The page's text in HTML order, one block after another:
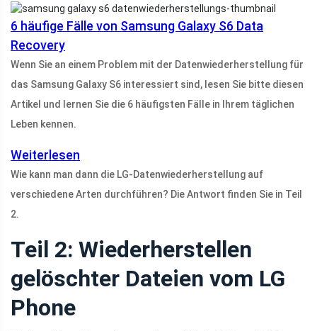
6 häufige Fälle von Samsung Galaxy S6 Data
Recovery
Wenn Sie an einem Problem mit der Datenwiederherstellung für
das Samsung Galaxy S6 interessiert sind, lesen Sie bitte diesen
Artikel und lernen Sie die 6 häufigsten Fälle in Ihrem täglichen
Leben kennen.
Weiterlesen
Wie kann man dann die LG-Datenwiederherstellung auf
verschiedene Arten durchführen? Die Antwort finden Sie in Teil
2.
Teil 2: Wiederherstellen
gelöschter Dateien vom LG
Phone